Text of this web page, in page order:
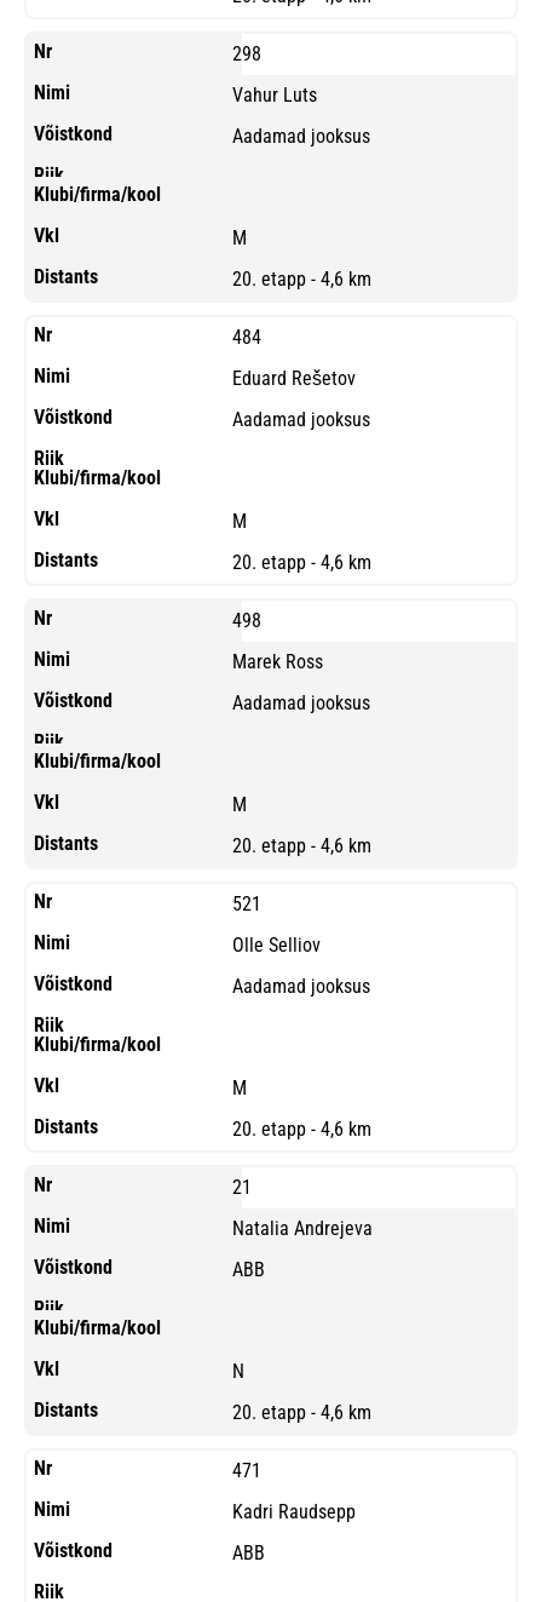
298
Vahur Luts
Aadamad jooksus
M
20. etapp - 4,6 km
484
Eduard Rešetov
Aadamad jooksus
M
20. etapp - 4,6 km
498
Marek Ross
Aadamad jooksus
M
20. etapp - 4,6 km
521
Olle Selliov
Aadamad jooksus
M
20. etapp - 4,6 km
21
Natalia Andrejeva
ABB
N
20. etapp - 4,6 km
471
Kadri Raudsepp
ABB